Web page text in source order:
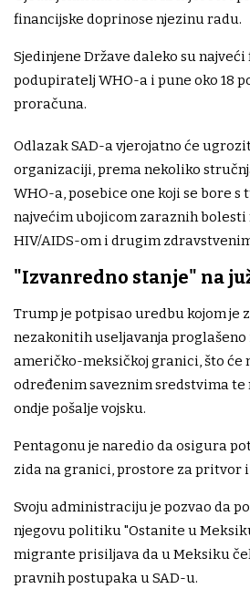
financijske doprinose njezinu radu.
Sjedinjene Države daleko su
podupiratelj WHO-a i pune oko 18
proračuna.
Odlazak SAD-a vjerojatno će
organizaciji, prema nekoliko
WHO-a, posebice one koji se bore
najvećim ubojicom zaraznih bolesti
HIV/AIDS-om i drugim
"Izvanredno stanje" na
Trump je potpisao uredbu kojom je
nezakonitih useljavanja
američko-meksičkoj granici, što će
određenim saveznim sredstvima
ondje pošalje vojsku.
Pentagonu je naredio da osigura
zida na granici, prostore za pritvor
Svoju administraciju je pozvao da
njegovu politiku "Ostanite u
migrante prisiljava da u Meksiku
pravnih postupaka u SAD-u.